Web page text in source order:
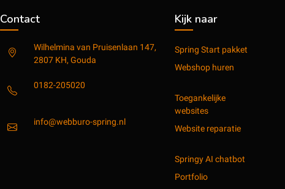
Contact
Wilhelmina van Pruisenlaan 147,
2807 KH, Gouda
0182-205020
info@webburo-spring.nl
Kijk naar
Spring Start pakket
Webshop huren
Toegankelijke
websites
Website reparatie
Springy AI chatbot
Portfolio